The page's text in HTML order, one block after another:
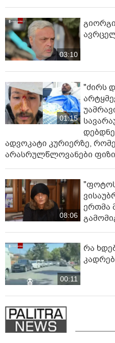
03:10
01:15
"ძირს
ადვოკატი კურიერზე,
არასრულწლოვანები
08:06
ერთმა
00:11
რა